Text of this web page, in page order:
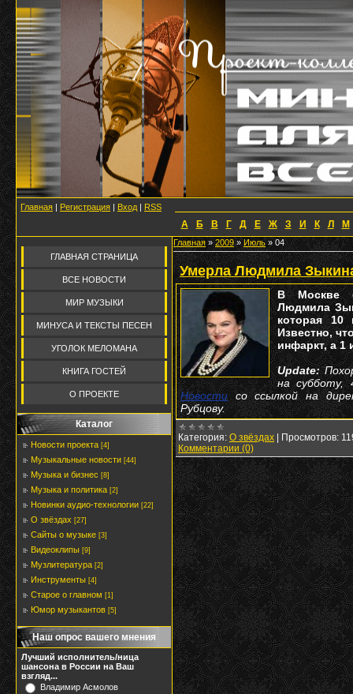
Главная | Регистрация | Вход | RSS
А Б В Г Д Е Ж З И К Л М
ГЛАВНАЯ СТРАНИЦА
ВСЕ НОВОСТИ
МИР МУЗЫКИ
МИНУСА И ТЕКСТЫ ПЕСЕН
УГОЛОК МЕЛОМАНА
КНИГА ГОСТЕЙ
О ПРОЕКТЕ
Каталог
Новости проекта [4]
Музыкальные новости [44]
Музыка и бизнес [8]
Музыка и политика [2]
Новинки аудио-технологии [22]
О звёздах [27]
Сайты о музыке [3]
Видеоклипы [9]
Музлитература [2]
Инструменты [4]
Старое о главном [1]
Юмор музыкантов [5]
Наш опрос вашего мнения
Лучший исполнитель/ница
шансона в России на Ваш
взгляд...
Владимир Асмолов
Главная »2009 » Июль » 04
Умерла Людмила
В Москве
Людмила
которая
Известно,
инфаркт, а 1
Update:
на
Новости со ссылкой на
Рубцову.
Категория: О звёздах | Просмотров:
Комментарии (0)